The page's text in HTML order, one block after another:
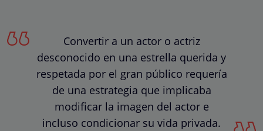
Convertir a un actor o actriz
desconocido en una estrella querida y
respetada por el gran público requería
de una estrategia que implicaba
modificar la imagen del actor e
incluso condicionar su vida privada.